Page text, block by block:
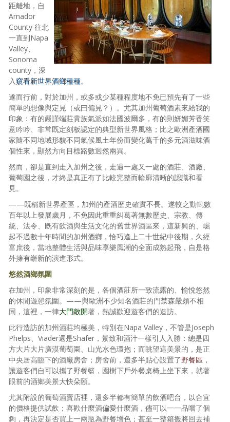
距離地，自
Amador
County 往北
一直到Napa
Valley、
Sonoma
county，深
入窺看新世界酒鄉種種。
遂而行前，對於加州，或多或少某種程度地不免已預先有了一些
簡單的想像與定見（或曰偏見？）。尤其加州葡萄酒素來給我的
印象：有的嚴謹端莊貴族氣派如法國波爾多，有的則妍媚芳香笑
意吟吟、非常既定刻板認定的典型新世界風格；比之歐洲產酒國
家隨不同地域形貌不同氣候風土年份而變化萬千的多元酒滋味酒
個性來，顯然方向目標路數迥然兩異。
然而，卻是直到走入加州之後，走過一處又一處的酒莊、酒廠、
葡萄園之後，才終是真正有了比較完整而輪廓清晰的認識和看
見。
——既稱新世界產區，加州的產酒歷史確實不長。遂較之動輒數
百年以上發展歲月，不免因此重重糾葛著無數歷史、宗教、傳
統、法令、既有飲酒與生活文化的舊世界酒區來，這新興的、崛
起不過數十年時間的加州酒鄉，恰巧逢上二十世紀中後期，久經
富庶後，當地整體生活與品味享樂風潮的全面成熟起飛，自是格
外擁有嶄新的演進形式。
悠然酒鄉氛圍
在加州，印象非常深刻的是，各個酒莊所一致流露的、愉悅悠然
的休閒遊憩氛圍。——與歐洲不少知名酒莊的門禁森嚴頗不相
同，這裡，一律大門敞開著，熱誠歡迎遊客們的造訪。
此行造訪的加州酒莊均極美，特別在Napa Valley，不管是Joseph
Phelps、Viader還是Shafer，景致和酒汁一樣引人入勝：總是四
方大片大片廣漠葡萄園、山光水色環抱；而眺望這美景的，是正
中央居高臨下的酒廠房舍；房舍前，還多半貼心設置了野餐區 ，
讓遊客們自可以攜了野餐籃，園樹下戶外餐桌椅上坐下來，就著
眼前的酒鄉美景大快朵頤。
尤其附設的葡萄酒賣店裡，還多半都有簡單的飲酒吧台，以合宜
的價格提供試飲；喜歡什麼酒偏愛什麼酒，儘可以一一品嚐了個
夠，再決定是否買上一兩瓶為野餐增色；甚至一整箱搬將回去補